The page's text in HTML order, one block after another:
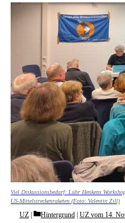
Viel Diskussionsbedarf: Lühr Henkens
US-Mittelstreckenraketen (Foto: Valentin Zill)
UZ Categories
Hintergrund UZ vom 14.